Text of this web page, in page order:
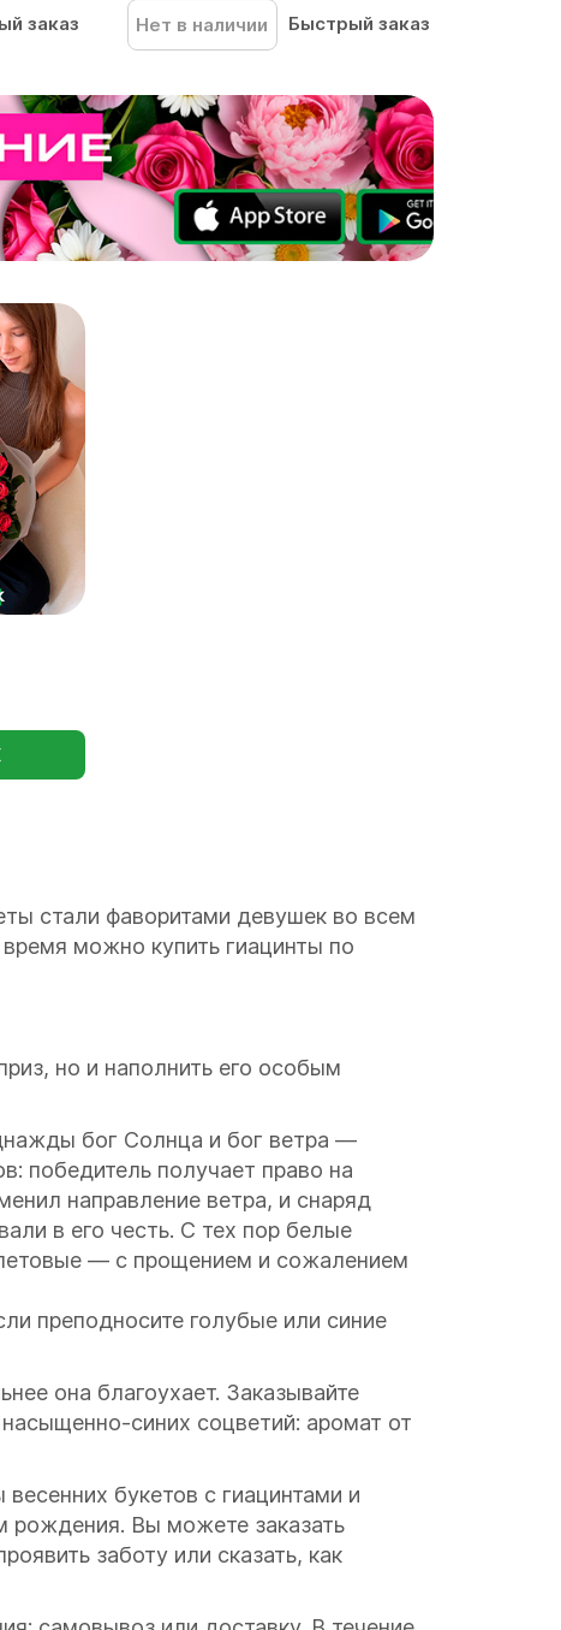
заказ Нет в наличии Быстрый заказ
стали фаворитами девушек во всем
можно купить гиацинты по
но и наполнить его особым
бог Солнца и бог ветра —
победитель получает право на
направление ветра, и снаряд
в его честь. С тех пор белые
— с прощением и сожалением
преподносите голубые или синие
она благоухает. Заказывайте
синих соцветий: аромат от
букетов с гиацинтами и
рождения. Вы можете заказать
заботу или сказать, как